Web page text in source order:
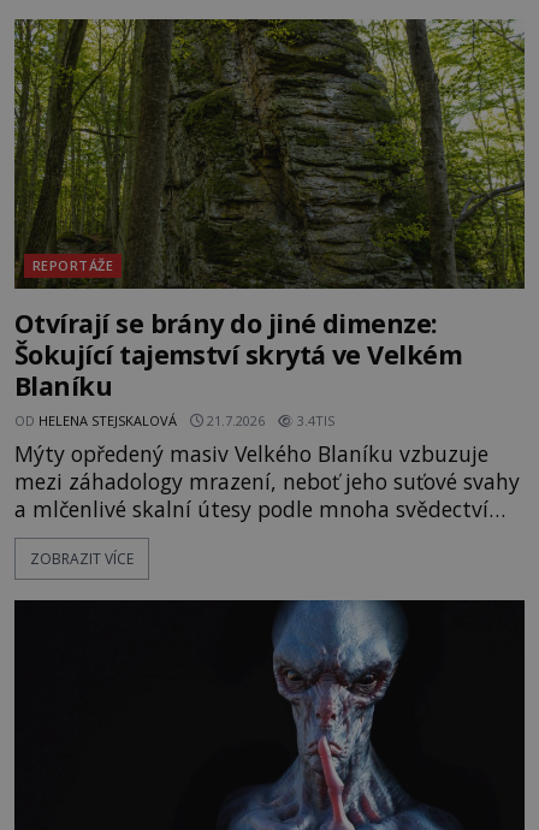
vyhýbá shonu moderní metropole. Místo, ke
kterému se vážou nejstarší české mýty, ve svých
temných útrobách střeží monumentální
REPORTÁŽE
Otvírají se brány do jiné dimenze:
Šokující tajemství skrytá ve Velkém
Blaníku
OD HELENA STEJSKALOVÁ 21.7.2026 3.4TIS
Mýty opředený masiv Velkého Blaníku vzbuzuje
mezi záhadology mrazení, neboť jeho suťové svahy
a mlčenlivé skalní útesy podle mnoha svědectví
fungují jako anomální zóny, kde selhává lidské
vnímání času i prostoru. Geologické anomálie hory
badatelé zde odkrývají indicie, které propojují
prastaré pohanské kulty, keltské svatyně a zprávy
ZOBRAZIT VÍCE